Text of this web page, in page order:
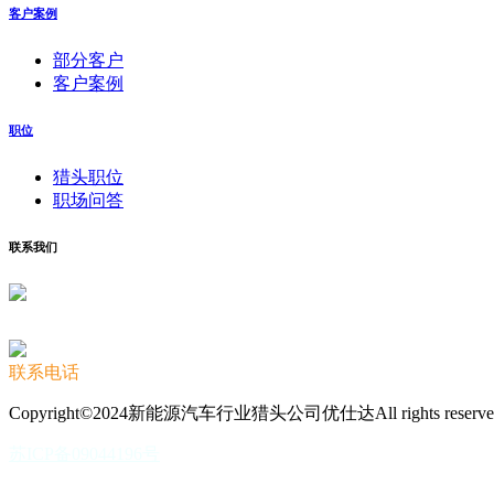
客户案例
部分客户
客户案例
职位
猎头职位
职场问答
联系我们
联系电话
Copyright©2024新能源汽车行业猎头公司优仕达All rights